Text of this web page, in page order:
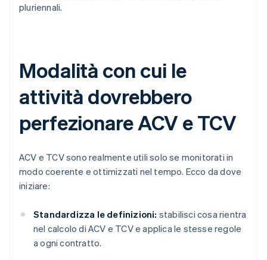
pluriennali.
Modalità con cui le
attività dovrebbero
perfezionare ACV e TCV
ACV e TCV sono realmente utili solo se monitorati in
modo coerente e ottimizzati nel tempo. Ecco da dove
iniziare:
Standardizza le definizioni: stabilisci cosa rientra
nel calcolo di ACV e TCV e applica le stesse regole
a ogni contratto.